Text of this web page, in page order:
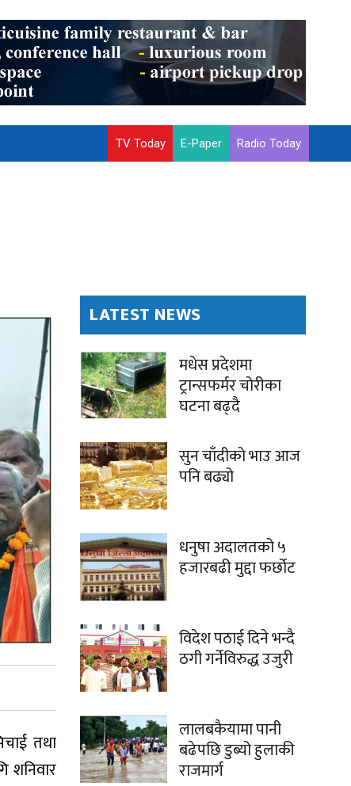
TV Today E-Paper Radio Today
तथा
शनिवार
LATEST NEWS
मधेस प्रदेशमा
ट्रान्सफर्मर चोरीका
घटना बढ्दै
सुन चाँदीको भाउ आज
पनि बढ्यो
धनुषा अदालतको ५
हजारबढी मुद्दा फर्छोट
विदेश पठाई दिने भन्दै
ठगी गर्नेविरुद्ध उजुरी
लालबकैयामा पानी
बढेपछि डुब्यो हुलाकी
राजमार्ग